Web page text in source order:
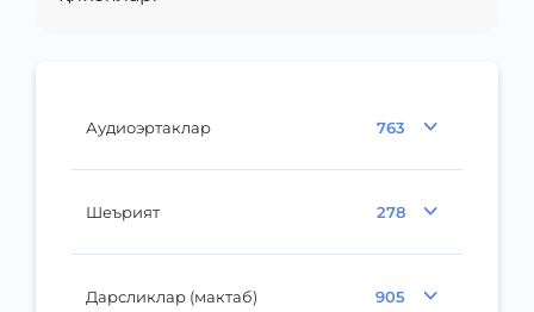
Аудиоэртаклар 763
Шеърият 278
Дарсликлар (мактаб) 905